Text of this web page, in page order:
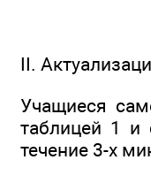
II.
Учащиеся
таблицей 1 и
течение 3-х